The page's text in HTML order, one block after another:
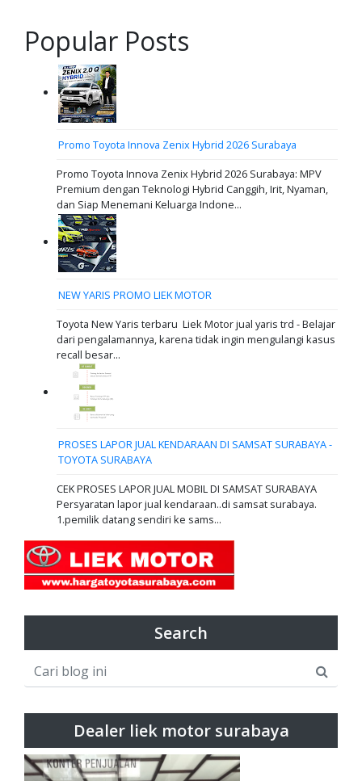
Popular Posts
Promo Toyota Innova Zenix Hybrid 2026 Surabaya
Promo Toyota Innova Zenix Hybrid 2026 Surabaya: MPV
Premium dengan Teknologi Hybrid Canggih, Irit, Nyaman,
dan Siap Menemani Keluarga Indone...
NEW YARIS PROMO LIEK MOTOR
Toyota New Yaris terbaru Liek Motor jual yaris trd - Belajar
dari pengalamannya, karena tidak ingin mengulangi kasus
recall besar...
PROSES LAPOR JUAL KENDARAAN DI SAMSAT SURABAYA -
TOYOTA SURABAYA
CEK PROSES LAPOR JUAL MOBIL DI SAMSAT SURABAYA
Persyaratan lapor jual kendaraan..di samsat surabaya.
1.pemilik datang sendiri ke sams...
Search
Dealer liek motor surabaya